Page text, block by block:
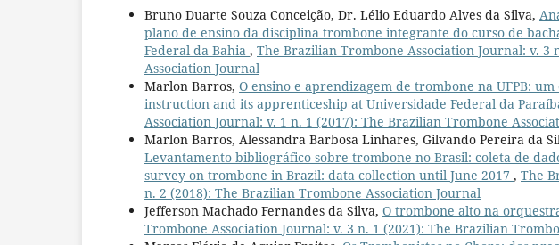
Bruno Duarte Souza Conceição, Dr. Lélio Eduardo Alves da Silva,
plano de ensino da disciplina trombone integrante do curso de
Federal da Bahia , The Brazilian Trombone Association Journal: v. 3
Association Journal
Marlon Barros, O ensino e aprendizagem de trombone na UFPB:
instruction and its apprenticeship at Universidade Federal da
Association Journal: v. 1 n. 1 (2017): The Brazilian Trombone
Marlon Barros, Alessandra Barbosa Linhares, Gilvando Pereira da
Levantamento bibliográfico sobre trombone no Brasil: coleta de
survey on trombone in Brazil: data collection until June 2017 , The
n. 2 (2018): The Brazilian Trombone Association Journal
Jefferson Machado Fernandes da Silva, O trombone alto na
Trombone Association Journal: v. 3 n. 1 (2021): The Brazilian